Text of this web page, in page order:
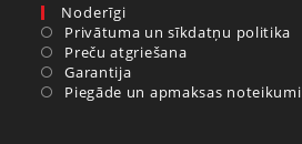
Noderīgi
Privātuma un sīkdatņu politika
Preču atgriešana
Garantija
Piegāde un apmaksas noteikumi